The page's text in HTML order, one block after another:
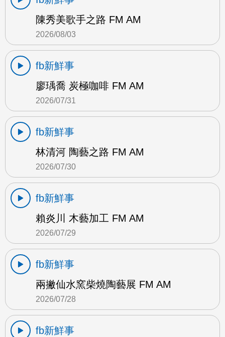
陳秀美歌手之路 FM AM
2026/08/03
fb新鮮事
廖瑀喬 炭極咖啡 FM AM
2026/07/31
fb新鮮事
林清河 陶藝之路 FM AM
2026/07/30
fb新鮮事
賴炎川 木藝加工 FM AM
2026/07/29
fb新鮮事
兩撇仙水窯柴燒陶藝展 FM AM
2026/07/28
fb新鮮事